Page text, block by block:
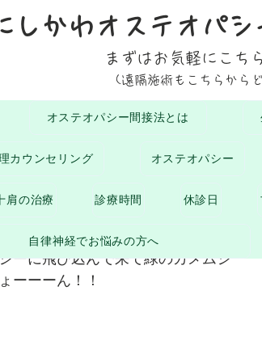
しかわオステオパシ
まずはお気軽にこち
(遠隔施術もこちらから
時間: 1分
ーに飛び込んで来て緑のカメムシ
ーーーん！！
オステオパシー間接法とは
カウンセリング オステオパシー
肩の治療 診療時間 休診日
自律神経でお悩みの方へ